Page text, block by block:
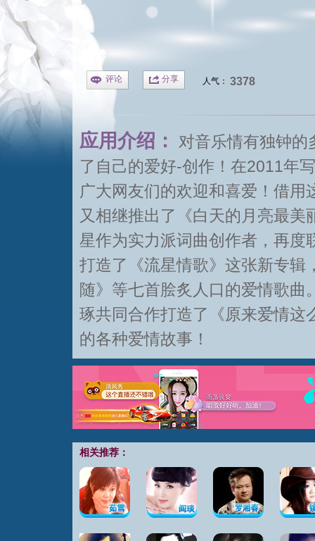
评论 分享 人气： 3378
应用介绍：
对音乐情有独钟
了自己的爱好-创作！在2011年
广大网友们的欢迎和喜爱！借
又相继推出了《白天的月亮最
星作为实力派词曲创作者，再度
打造了《流星情歌》这张新专辑
随》等七首脍炙人口的爱情歌
琢共同合作打造了《原来爱情这
的各种爱情故事！
相关推荐：